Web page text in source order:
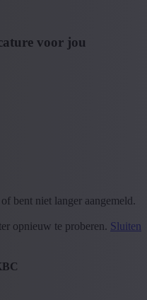
voor jou
bent niet langer aangemeld.
opnieuw te proberen. Sluiten